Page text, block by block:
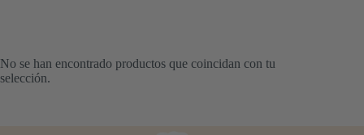
No se han encontrado productos que coincidan con tu
selección.